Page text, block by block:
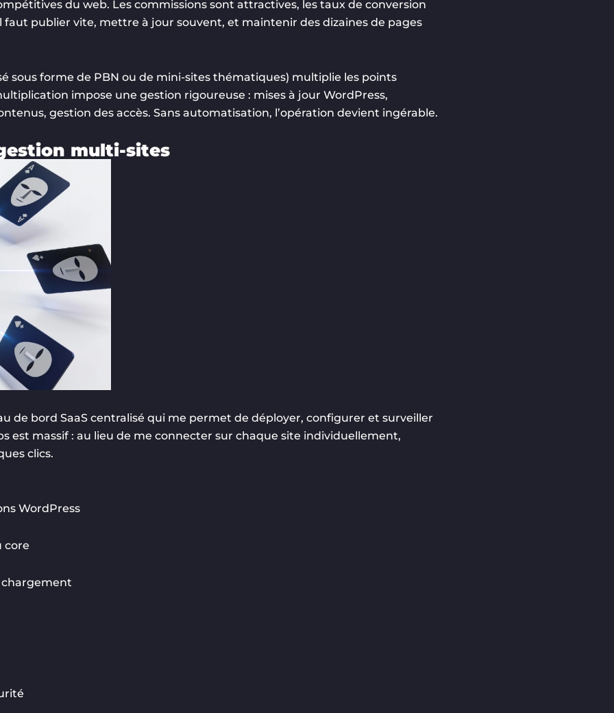
du web. Les commissions sont attractives, les taux de conversion
publier vite, mettre à jour souvent, et maintenir des dizaines de pages
sous forme de PBN ou de mini-sites thématiques) multiplie les points
impose une gestion rigoureuse : mises à jour WordPress,
gestion des accès. Sans automatisation, l’opération devient ingérable.
multi-sites
de bord SaaS centralisé qui me permet de déployer, configurer et surveiller
est massif : au lieu de me connecter sur chaque site individuellement,
clics.
WordPress
core
chargement